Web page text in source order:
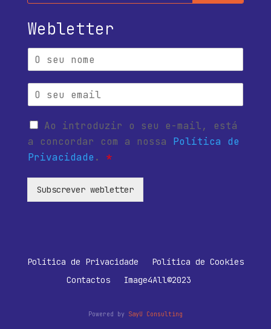
Webletter
Ao introduzir o seu e-mail, está
a concordar com a nossa Política de
Privacidade . *
Subscrever webletter
Política de Privacidade
Política de Cookies
Contactos
Image4All©2023
Powered by SayU Consulting